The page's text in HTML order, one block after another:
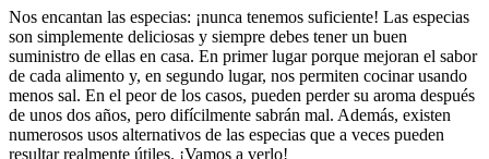
Nos encantan las especias: ¡nunca tenemos suficiente! Las especias
son simplemente deliciosas y siempre debes tener un buen
suministro de ellas en casa. En primer lugar porque mejoran el sabor
de cada alimento y, en segundo lugar, nos permiten cocinar usando
menos sal. En el peor de los casos, pueden perder su aroma después
de unos dos años, pero difícilmente sabrán mal. Además, existen
numerosos usos alternativos de las especias que a veces pueden
resultar realmente útiles. ¡Vamos a verlo!